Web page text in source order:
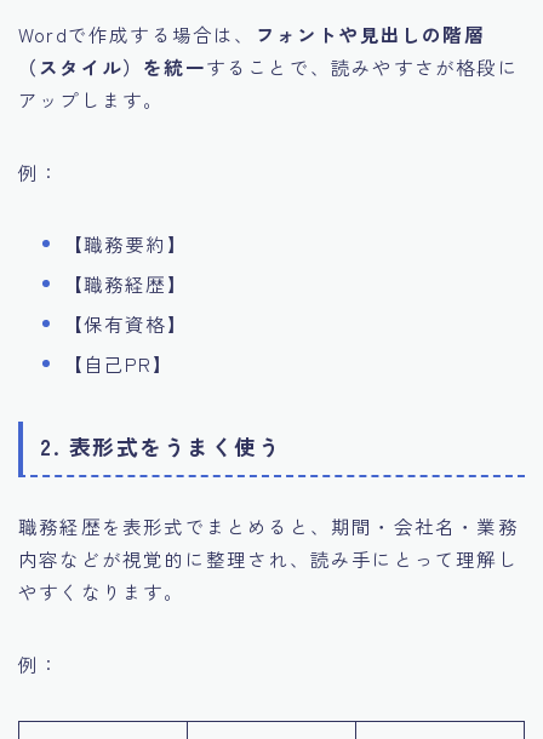
Wordで作成する場合は、
フォントや見出しの階層
（スタイル）を統一することで、読みやすさが格段に
アップします。
例：
【職務要約】
【職務経歴】
【保有資格】
【自己PR】
2. 表形式をうまく使う
職務経歴を表形式でまとめると、期間・会社名・業務
内容などが視覚的に整理され、読み手にとって理解し
やすくなります。
例：